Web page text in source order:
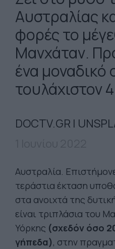
Αυστραλίας
φορές το
Μανχάταν.
ένα μοναδικό
τουλάχιστον
DOCTV.GR |
Αυστραλία.
τεράστια έκταση
στα ανοιχτά της
είναι τριπλάσια του
Υόρκης (σχεδόν όσο
γήπεδα), στην